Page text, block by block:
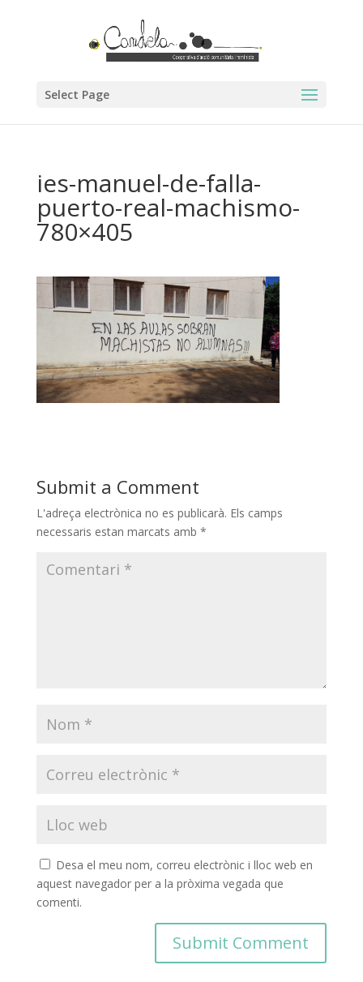
Select Page
ies-manuel-de-falla-
puerto-real-machismo-
780×405
Submit a Comment
L'adreça electrònica no es publicarà. Els camps
necessaris estan marcats amb *
Desa el meu nom, correu electrònic i lloc web en
aquest navegador per a la pròxima vegada que
comenti.